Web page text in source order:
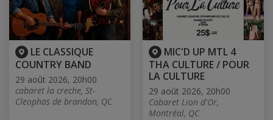
LE CLASSIQUE
COUNTRY BAND
29 août 2026, 20h00
cabaret la creche, St-
Cleophas de brandon, QC
MIC'D UP MTL 4
THA CULTURE / POUR
LA CULTURE
29 août 2026, 20h00
Cabaret Lion d'Or,
Montréal, QC